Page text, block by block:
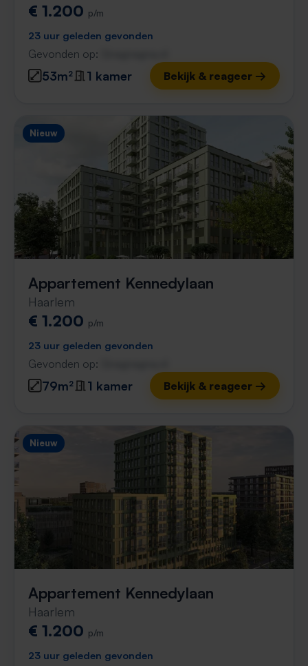
€ 1.200 p/m
23 uur geleden gevonden
Gevonden op:
53m² 1 kamer Bekijk & reageer →
Nieuw
Appartement Kennedylaan
Haarlem
€ 1.200 p/m
23 uur geleden gevonden
Gevonden op:
79m² 1 kamer Bekijk & reageer →
Nieuw
Appartement Kennedylaan
Haarlem
€ 1.200 p/m
23 uur geleden gevonden